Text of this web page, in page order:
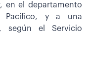
en el departamento
y a una
según el Servicio